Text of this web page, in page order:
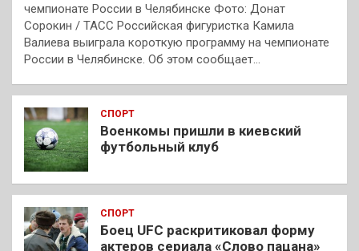
чемпионате России в Челябинске Фото: Донат
Сорокин / ТАСС Российская фигуристка Камила
Валиева выиграла короткую программу на чемпионате
России в Челябинске. Об этом сообщает…
СПОРТ
Военкомы пришли в киевский
футбольный клуб
СПОРТ
Боец UFC раскритиковал форму
актеров сериала «Слово пацана»